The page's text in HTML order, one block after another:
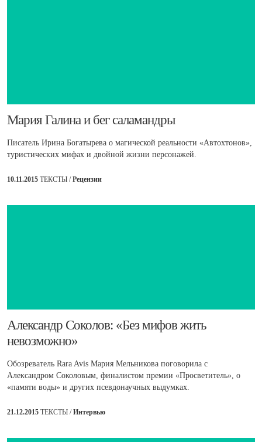
​Мария Галина и бег саламандры
Писатель Ирина Богатырева о магической реальности «Автохтонов»,
туристических мифах и двойной жизни персонажей.
10.11.2015 ТЕКСТЫ /Рецензии
​Александр Соколов: «Без мифов жить
невозможно»
Обозреватель Rara Avis Мария Мельникова поговорила с
Александром Соколовым, финалистом премии «Просветитель», о
«памяти воды» и других псевдонаучных выдумках.
21.12.2015 ТЕКСТЫ /Интервью